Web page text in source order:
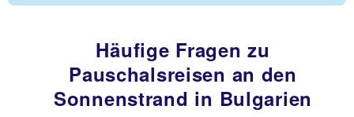
Häufige Fragen zu
Pauschalsreisen an den
Sonnenstrand in Bulgarien